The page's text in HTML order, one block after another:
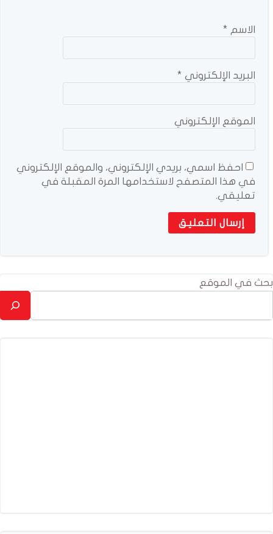
الاسم *
البريد الإلكتروني *
الموقع الإلكتروني
احفظ اسمي، بريدي الإلكتروني، والموقع الإلكتروني
في هذا المتصفح لاستخدامها المرة المقبلة في
تعليقي.
بحث في الموقع